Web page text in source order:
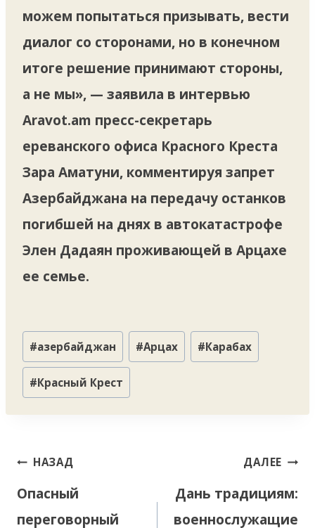
можем попытаться призывать, вести
диалог со сторонами, но в конечном
итоге решение принимают стороны,
а не мы», — заявила в интервью
Aravot.am пресс-секретарь
ереванского офиса Красного Креста
Зара Аматуни, комментируя запрет
Азербайджана на передачу останков
погибшей на днях в автокатастрофе
Элен Дадаян проживающей в Арцахе
ее семье.
Метки
записи:
#азербайджан #Арцах #Карабах
#Красный Крест
Навигация
записям
НАЗАД
Опасный
переговорный
ДАЛЕЕ
Дань традициям:
военнослужащие